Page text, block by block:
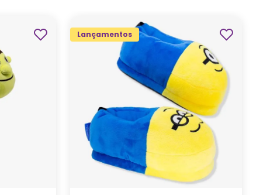
Lançamentos
GG M P
ADICIONAR AO
CARRINHO